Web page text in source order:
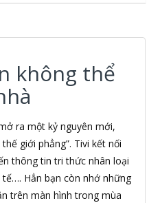
không thể
ra một kỷ nguyên mới,
giới phẳng”. Tivi kết nối
thông tin tri thức nhân loại
Hẳn bạn còn nhớ những
trên màn hình trong mùa